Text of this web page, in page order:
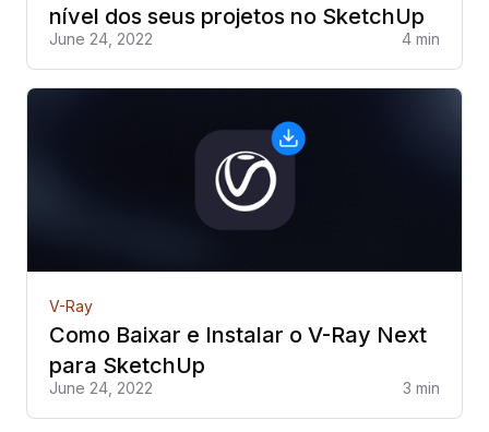
nível dos seus projetos no SketchUp
June 24, 2022 4 min
V-Ray
Como Baixar e Instalar o V-Ray Next
para SketchUp
June 24, 2022 3 min